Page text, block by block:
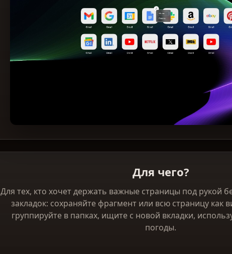
Для чего?
Для тех, кто хочет держать важные страницы под рукой
закладок: сохраняйте фрагмент или всю страницу как
группируйте в папках, ищите с новой вкладки,
погоды.